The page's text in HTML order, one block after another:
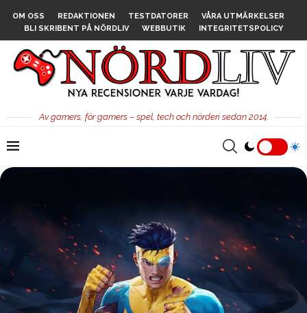
OM OSS REDAKTIONEN TESTDATORER
VÅRA UTMÄRKELSER
BLI SKRIBENT PÅ NÖRDLIV
WEBBUTIK INTEGRITETSPOLICY
Av gamers, för gamers – spel, tech och nörderi sedan 2014.